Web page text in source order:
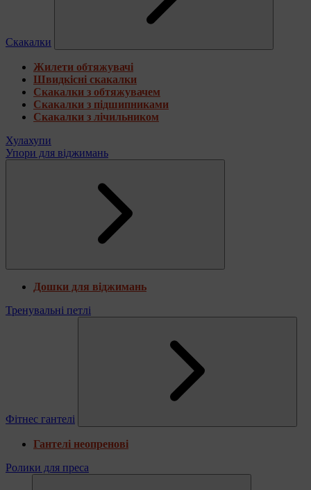
Скакалки
Жилети обтяжувачі
Швидкісні скакалки
Скакалки з обтяжувачем
Скакалки з підшипниками
Скакалки з лічильником
Хулахупи
Упори для віджимань
Дошки для віджимань
Тренувальні петлі
Фітнес гантелі
Гантелі неопренові
Ролики для преса